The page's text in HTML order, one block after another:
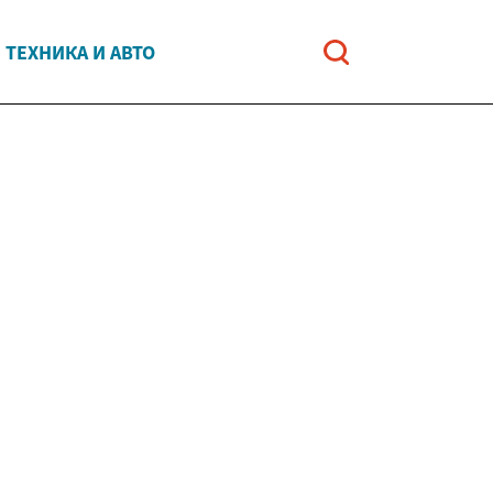
ТЕХНИКА И АВТО